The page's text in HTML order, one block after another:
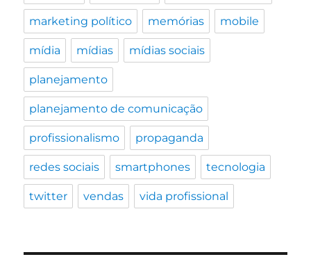
marketing político memórias mobile
mídia mídias mídias sociais
planejamento
planejamento de comunicação
profissionalismo propaganda
redes sociais smartphones tecnologia
twitter vendas vida profissional